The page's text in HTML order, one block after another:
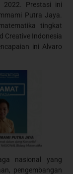
2022. Prestasi ini
Putra Jaya.
tingkat
Creative Indonesia
ini Alvaro
nasional yang
pengembangan